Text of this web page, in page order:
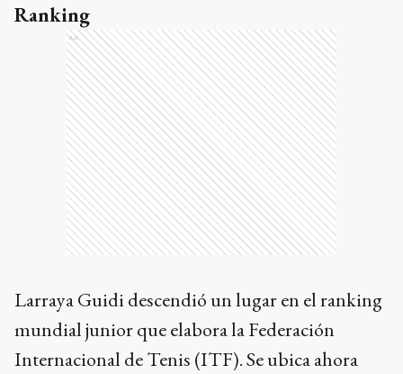
Ranking
Ads
Larraya Guidi descendió un lugar en el ranking
mundial junior que elabora la Federación
Internacional de Tenis (ITF). Se ubica ahora